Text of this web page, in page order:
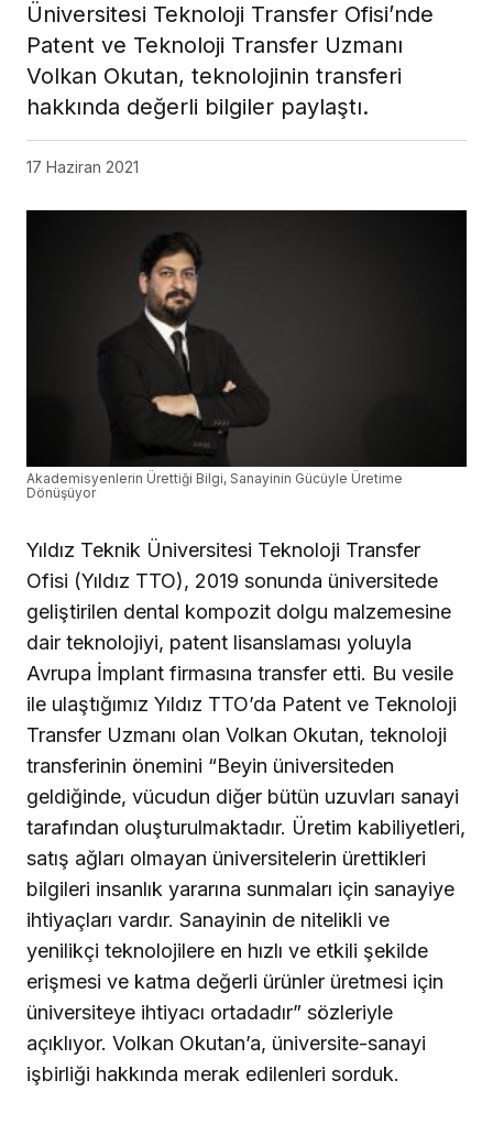
Üniversitesi Teknoloji Transfer Ofisi’nde
Patent ve Teknoloji Transfer Uzmanı
Volkan Okutan, teknolojinin transferi
hakkında değerli bilgiler paylaştı.
17 Haziran 2021
Akademisyenlerin Ürettiği Bilgi, Sanayinin Gücüyle Üretime
Dönüşüyor
Yıldız Teknik Üniversitesi Teknoloji Transfer
Ofisi (Yıldız TTO), 2019 sonunda üniversitede
geliştirilen dental kompozit dolgu malzemesine
dair teknolojiyi, patent lisanslaması yoluyla
Avrupa İmplant firmasına transfer etti. Bu vesile
ile ulaştığımız Yıldız TTO’da Patent ve Teknoloji
Transfer Uzmanı olan Volkan Okutan, teknoloji
transferinin önemini “Beyin üniversiteden
geldiğinde, vücudun diğer bütün uzuvları sanayi
tarafından oluşturulmaktadır. Üretim kabiliyetleri,
satış ağları olmayan üniversitelerin ürettikleri
bilgileri insanlık yararına sunmaları için sanayiye
ihtiyaçları vardır. Sanayinin de nitelikli ve
yenilikçi teknolojilere en hızlı ve etkili şekilde
erişmesi ve katma değerli ürünler üretmesi için
üniversiteye ihtiyacı ortadadır” sözleriyle
açıklıyor. Volkan Okutan’a, üniversite-sanayi
işbirliği hakkında merak edilenleri sorduk.